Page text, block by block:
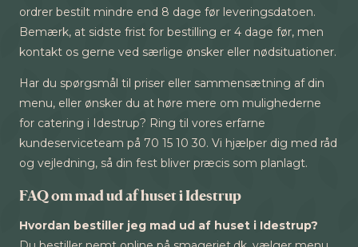
ordrer bestilt mindre end 8 dage før leveringsdatoen.
Bemærk, at sidste frist for bestilling er 4 dage før, men
kontakt os gerne ved særlige ønsker eller nødsituationer.
Har du spørgsmål til priser eller sammensætning af din
menu, eller ønsker du at høre mere om mulighederne
for catering i Idestrup? Ring til vores erfarne
kundeserviceteam på 70 15 10 30. Vi hjælper dig med råd
og vejledning, så din fest bliver præcis som planlagt.
FAQ om mad ud af huset i Idestrup
Hvordan bestiller jeg mad ud af huset i Idestrup?